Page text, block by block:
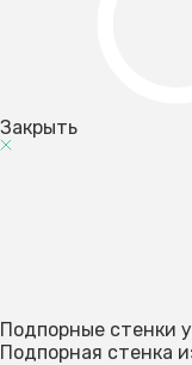
Закрыть
Подпорные стенки
Подпорная стенка